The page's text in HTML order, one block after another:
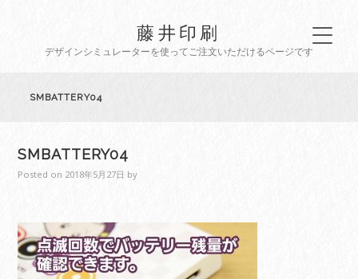
藤井印刷
デザインシミュレーターを使ってご注文いただけるページです
SMBATTERY04
SMBATTERY04
Posted on 2018年5月27日 by